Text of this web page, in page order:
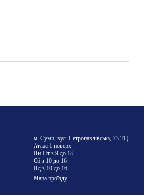
м. Суми, вул. Петропавлівська, 73 ТЦ
Атлас 1 поверх
Пн-Пт з 9 до 18
Сб з 10 до 16
Нд з 10 до 16
Мапа проїзду